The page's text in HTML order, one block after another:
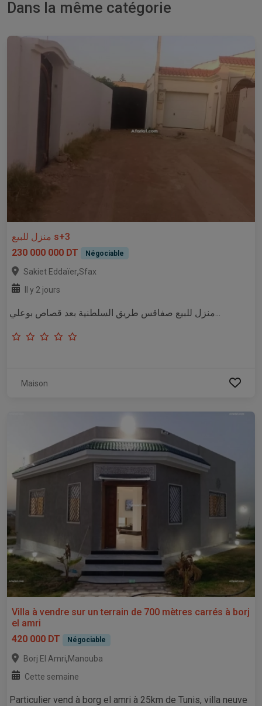
Dans la même catégorie
منزل للبيع s+3
230 000 000 DT
Négociable
Sakiet Eddaïer,Sfax
Il y 2 jours
Maison
Villa à vendre sur un terrain de 700 mètres carrés à borj
el amri
420 000 DT
Négociable
Borj El Amri,Manouba
Cette semaine
Particulier vend à borg el amri à 25km de Tunis, villa neuve